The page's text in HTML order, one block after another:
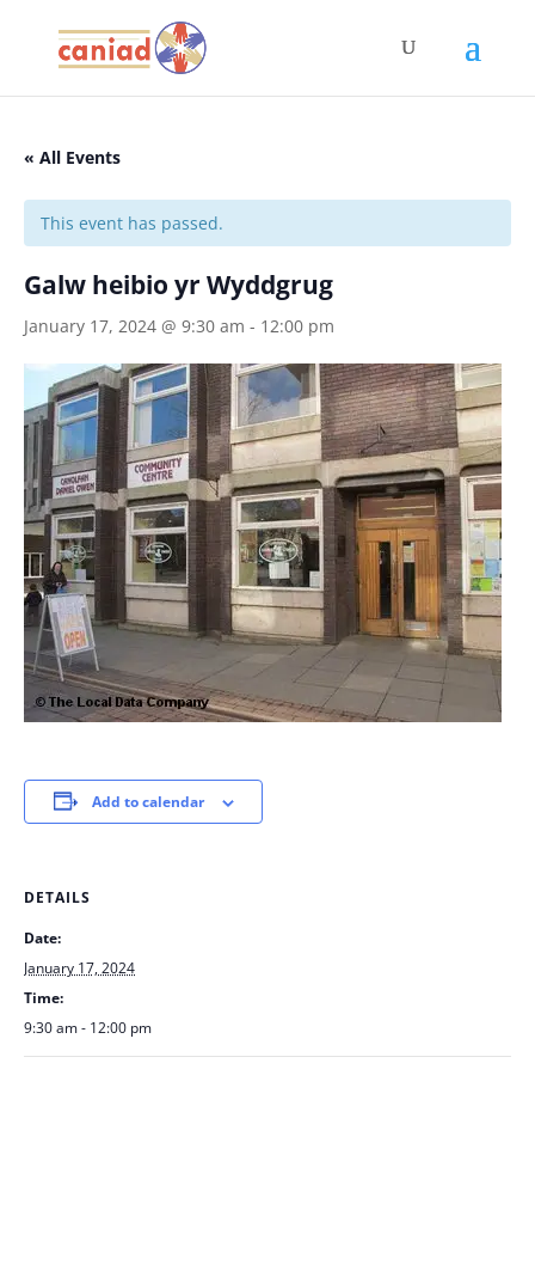
« All Events
This event has passed.
Galw heibio yr Wyddgrug
January 17, 2024 @ 9:30 am - 12:00 pm
Add to calendar
DETAILS
Date:
January 17, 2024
Time:
9:30 am - 12:00 pm